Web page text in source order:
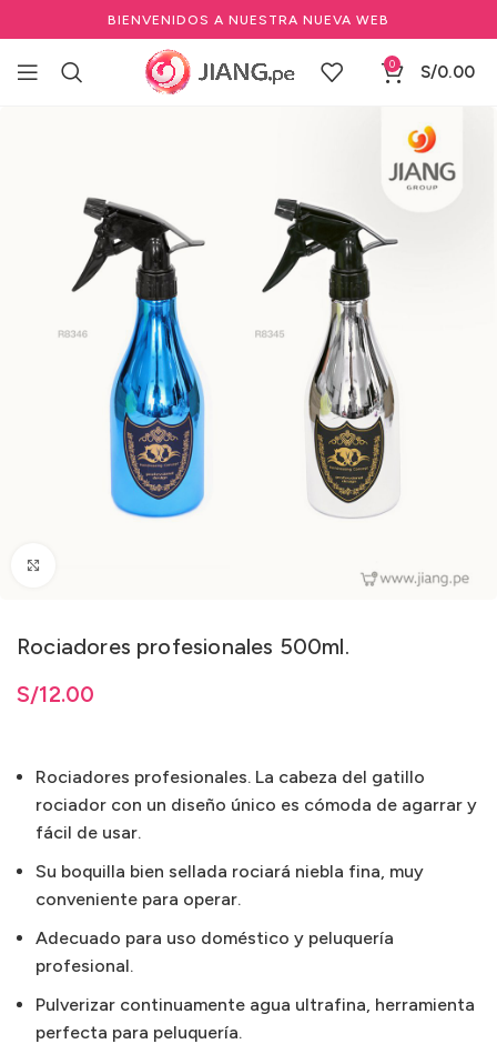
BIENVENIDOS A NUESTRA NUEVA WEB
0 S/0.00
Herramientas de Barbería
Rociadores profesionales 500ml.
S/12.00
S/12.00
Rociadores profesionales. La cabeza del gatillo
rociador con un diseño único es cómoda de agarrar y
fácil de usar.
Su boquilla bien sellada rociará niebla fina, muy
conveniente para operar.
Adecuado para uso doméstico y peluquería
profesional.
Pulverizar continuamente agua ultrafina, herramienta
perfecta para peluquería.